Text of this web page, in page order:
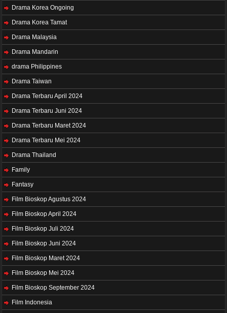
Drama Korea Ongoing
Drama Korea Tamat
Drama Malaysia
Drama Mandarin
drama Philippines
Drama Taiwan
Drama Terbaru April 2024
Drama Terbaru Juni 2024
Drama Terbaru Maret 2024
Drama Terbaru Mei 2024
Drama Thailand
Family
Fantasy
Film Bioskop Agustus 2024
Film Bioskop April 2024
Film Bioskop Juli 2024
Film Bioskop Juni 2024
Film Bioskop Maret 2024
Film Bioskop Mei 2024
Film Bioskop September 2024
Film Indonesia